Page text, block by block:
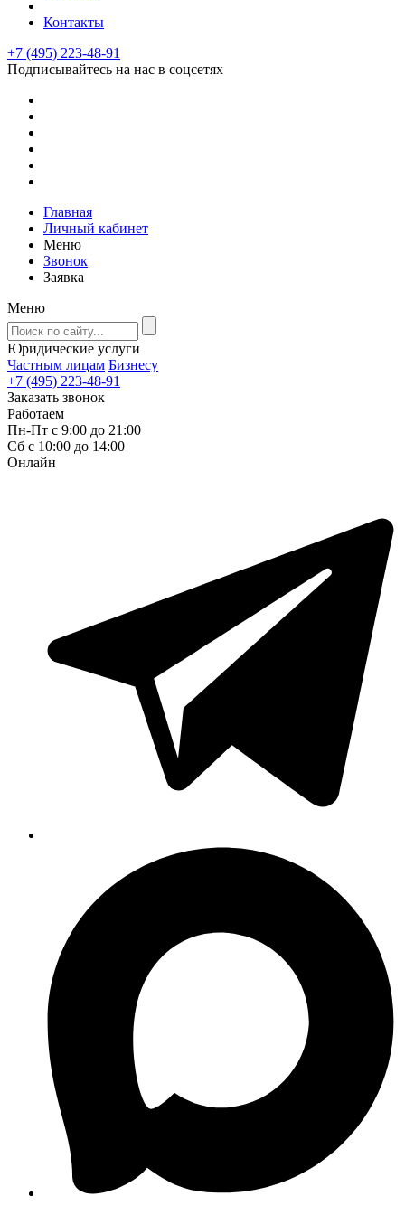
Контакты
+7 (495) 223-48-91
Подписывайтесь на нас в соцсетях
Главная
Личный кабинет
Меню
Звонок
Заявка
Меню
Юридические услуги
Частным лицам Бизнесу
+7 (495) 223-48-91
Заказать звонок
Работаем
Пн-Пт с 9:00 до 21:00
Сб с 10:00 до 14:00
Онлайн